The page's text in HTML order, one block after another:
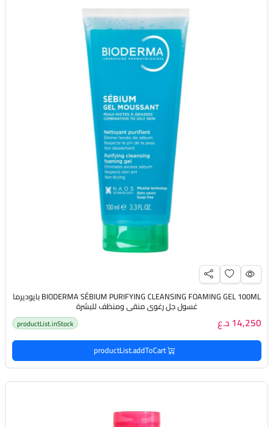
BIODERMA SÉBIUM PURIFYING CLEANSING FOAMING GEL 100ML بايوديرما
غسول جل رغوي منقي ومنظف للبشرة
14,250 د.ع productList.inStock
productList.addToCart